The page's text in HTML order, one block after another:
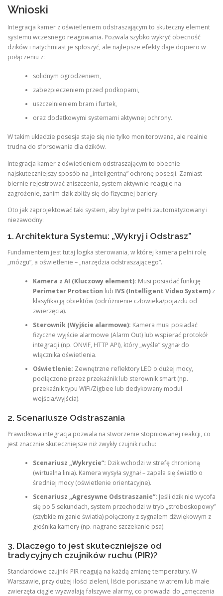
Wnioski
Integracja kamer z oświetleniem odstraszającym to skuteczny element
systemu wczesnego reagowania. Pozwala szybko wykryć obecność
dzików i natychmiast je spłoszyć, ale najlepsze efekty daje dopiero w
połączeniu z:
solidnym ogrodzeniem,
zabezpieczeniem przed podkopami,
uszczelnieniem bram i furtek,
oraz dodatkowymi systemami aktywnej ochrony.
W takim układzie posesja staje się nie tylko monitorowana, ale realnie
trudna do sforsowania dla dzików.
Integracja kamer z oświetleniem odstraszającym to obecnie
najskuteczniejszy sposób na „inteligentną” ochronę posesji. Zamiast
biernie rejestrować zniszczenia, system aktywnie reaguje na
zagrożenie, zanim dzik zbliży się do fizycznej bariery.
Oto jak zaprojektować taki system, aby był w pełni zautomatyzowany i
niezawodny:
1. Architektura Systemu: „Wykryj i Odstrasz”
Fundamentem jest tutaj logika sterowania, w której kamera pełni rolę
„mózgu”, a oświetlenie – „narzędzia odstraszającego”.
Kamera z AI (Kluczowy element): Musi posiadać funkcję
Perimeter Protection lub IVS (Intelligent Video System)z
klasyfikacją obiektów (odróżnienie człowieka/pojazdu od
zwierzęcia).
Sterownik (Wyjście alarmowe): Kamera musi posiadać
fizyczne wyjście alarmowe (Alarm Out) lub wspierać protokół
integracji (np. ONVIF, HTTP API), który „wyśle” sygnał do
włącznika oświetlenia.
Oświetlenie: Zewnętrzne reflektory LED o dużej mocy,
podłączone przez przekaźnik lub sterownik smart (np.
przekaźnik typu WiFi/Zigbee lub dedykowany moduł
wejścia/wyjścia).
2. Scenariusze Odstraszania
Prawidłowa integracja pozwala na stworzenie stopniowanej reakcji, co
jest znacznie skuteczniejsze niż zwykły czujnik ruchu:
Scenariusz „Wykrycie”: Dzik wchodzi w strefę chronioną
(wirtualna linia). Kamera wysyła sygnał – zapala się światło o
średniej mocy (oświetlenie orientacyjne).
Scenariusz „Agresywne Odstraszanie”: Jeśli dzik nie wycofa
się po 5 sekundach, system przechodzi w tryb „stroboskopowy”
(szybkie miganie światła) połączony z sygnałem dźwiękowym z
głośnika kamery (np. nagrane szczekanie psa).
3. Dlaczego to jest skuteczniejsze od
tradycyjnych czujników ruchu (PIR)?
Standardowe czujniki PIR reagują na każdą zmianę temperatury. W
Warszawie, przy dużej ilości zieleni, liście poruszane wiatrem lub małe
zwierzęta ciągle wyzwalają fałszywe alarmy, co prowadzi do „zmęczenia